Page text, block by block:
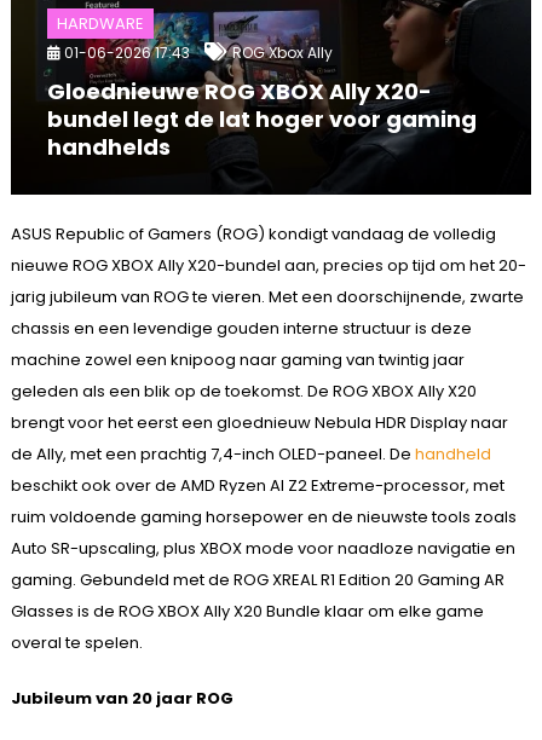
HARDWARE
01-06-2026 17:43 ROG Xbox Ally
Gloednieuwe ROG XBOX Ally X20-
bundel legt de lat hoger voor gaming
handhelds
ASUS Republic of Gamers (ROG) kondigt vandaag de volledig
nieuwe ROG XBOX Ally X20-bundel aan, precies op tijd om het 20-
jarig jubileum van ROG te vieren. Met een doorschijnende, zwarte
chassis en een levendige gouden interne structuur is deze
machine zowel een knipoog naar gaming van twintig jaar
geleden als een blik op de toekomst. De ROG XBOX Ally X20
brengt voor het eerst een gloednieuw Nebula HDR Display naar
de Ally, met een prachtig 7,4-inch OLED-paneel. De handheld
beschikt ook over de AMD Ryzen AI Z2 Extreme-processor, met
ruim voldoende gaming horsepower en de nieuwste tools zoals
Auto SR-upscaling, plus XBOX mode voor naadloze navigatie en
gaming. Gebundeld met de ROG XREAL R1 Edition 20 Gaming AR
Glasses is de ROG XBOX Ally X20 Bundle klaar om elke game
overal te spelen.
Jubileum van 20 jaar ROG